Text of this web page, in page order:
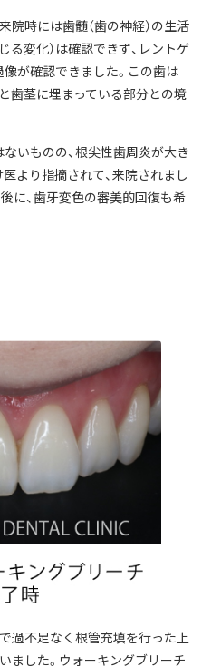
院時には歯髄（歯の神経）の生活
る変化）は確認できず、レントゲ
が確認できました。この歯は
歯茎に埋まっている部分との境
いものの、根尖性歯周炎が大き
より指摘されて、来院されまし
に、歯牙変色の審美的回復も希
過不足なく根管充填を行った上
ました。ウォーキングブリーチ